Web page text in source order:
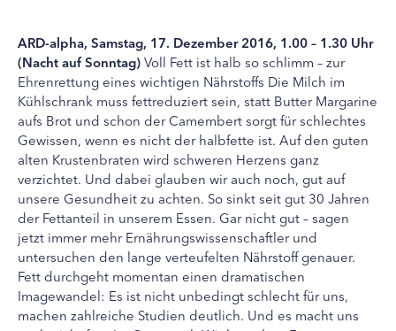
ARD-alpha, Samstag, 17. Dezember 2016, 1.00 – 1.30 Uhr
(Nacht auf Sonntag)Voll Fett ist halb so schlimm – zur
Ehrenrettung eines wichtigen Nährstoffs Die Milch im
Kühlschrank muss fettreduziert sein, statt Butter Margarine
aufs Brot und schon der Camembert sorgt für schlechtes
Gewissen, wenn es nicht der halbfette ist. Auf den guten
alten Krustenbraten wird schweren Herzens ganz
verzichtet. Und dabei glauben wir auch noch, gut auf
unsere Gesundheit zu achten. So sinkt seit gut 30 Jahren
der Fettanteil in unserem Essen. Gar nicht gut – sagen
jetzt immer mehr Ernährungswissenschaftler und
untersuchen den lange verteufelten Nährstoff genauer.
Fett durchgeht momentan einen dramatischen
Imagewandel: Es ist nicht unbedingt schlecht für uns,
machen zahlreiche Studien deutlich. Und es macht uns